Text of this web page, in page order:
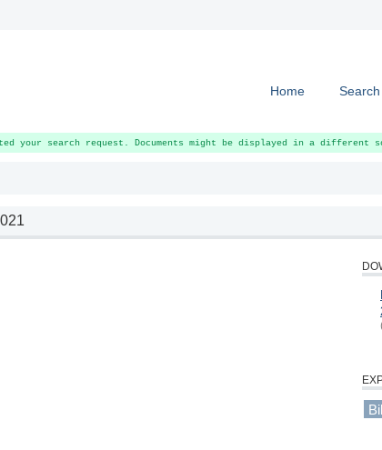
Home Search
your search request. Documents might be displayed in a different